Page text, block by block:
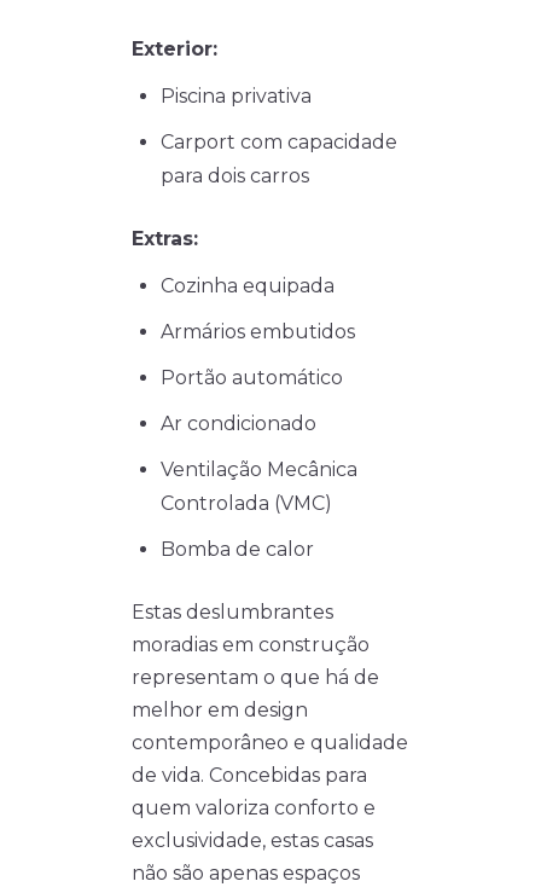
Exterior:
Piscina privativa
Carport com capacidade
para dois carros
Extras:
Cozinha equipada
Armários embutidos
Portão automático
Ar condicionado
Ventilação Mecânica
Controlada (VMC)
Bomba de calor
Estas deslumbrantes
moradias em construção
representam o que há de
melhor em design
contemporâneo e qualidade
de vida. Concebidas para
quem valoriza conforto e
exclusividade, estas casas
não são apenas espaços